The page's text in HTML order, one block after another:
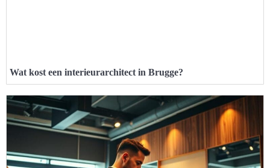
Wat kost een interieurarchitect in Brugge?